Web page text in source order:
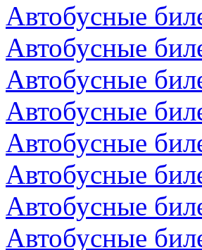
Автобусные
Автобусные
Автобусные
Автобусные
Автобусные
Автобусные
Автобусные
Автобусные